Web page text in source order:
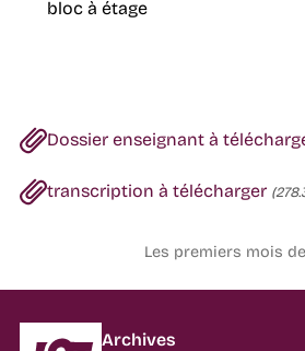
bloc à étage
Dossier enseignant à
transcription à télécharger
Les premiers mois
Département du Lot
Archives